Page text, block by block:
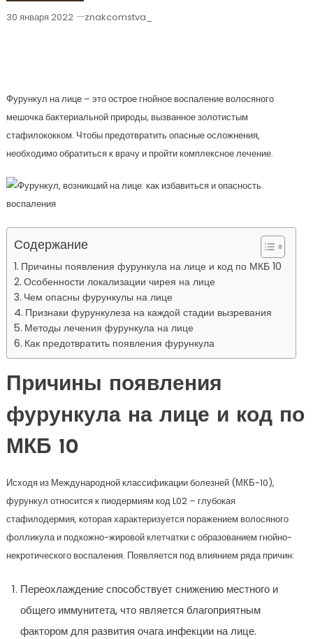
30 января 2022 znakcomstva_
Фурункул на лице – это острое гнойное воспаление волосяного
мешочка бактериальной природы, вызванное золотистым
стафилококком. Чтобы предотвратить опасные осложнения,
необходимо обратиться к врачу и пройти комплексное лечение.
Содержание
Причины появления фурункула на лице и код по МКБ 10
Особенности локализации чирея на лице
Чем опасны фурункулы на лице
Признаки фурункулеза на каждой стадии вызревания
Методы лечения фурункула на лице
Как предотвратить появления фурункула
Причины появления
фурункула на лице и код по
МКБ 10
Исходя из Международной классификации болезней (МКБ-10),
фурункул относится к пиодермиям код L02 – глубокая
стафилодермия, которая характеризуется поражением волосяного
фолликула и подкожно-жировой клетчатки с образованием гнойно-
некротического воспаления. Появляется под влиянием ряда причин:
Переохлаждение способствует снижению местного и
общего иммунитета, что является благоприятным
фактором для развития очага инфекции на лице.